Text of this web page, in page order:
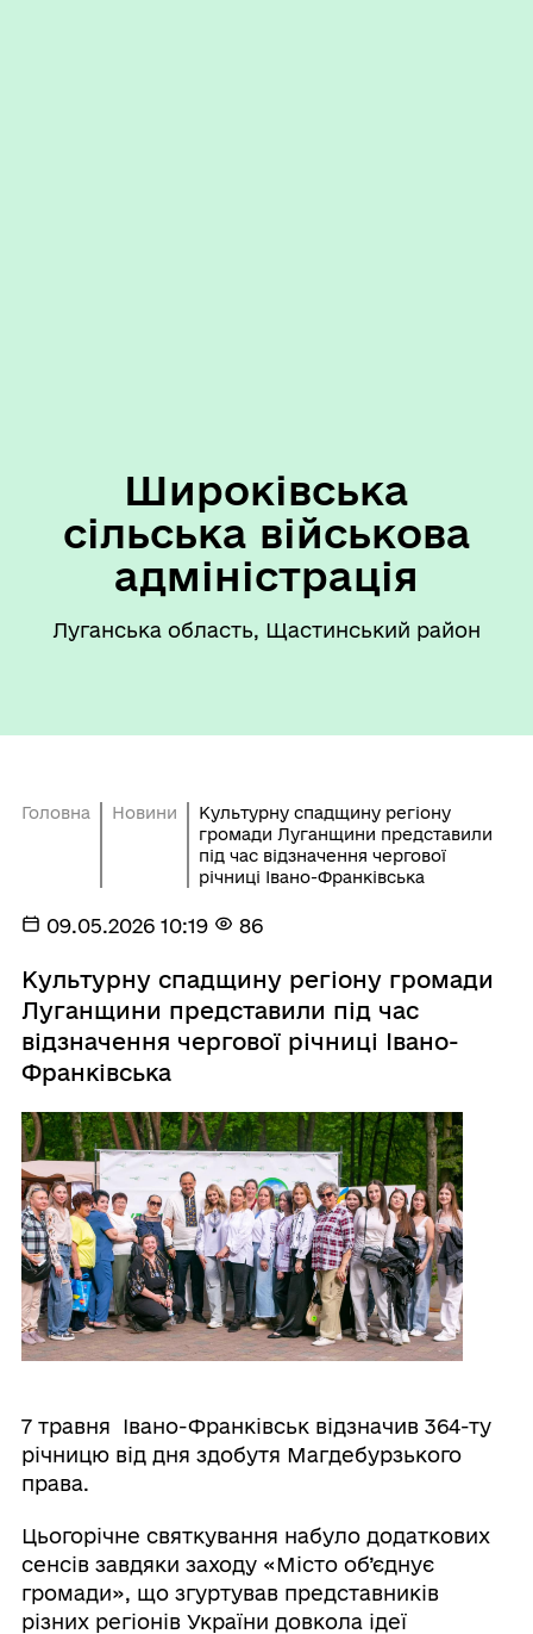
Широківська
сільська військова
адміністрація
Луганська область, Щастинський район
Головна Новини
Культурну спадщину регіону
громади Луганщини представили
під час відзначення чергової
річниці Івано-Франківська
09.05.2026 10:19 86
Культурну спадщину регіону громади
Луганщини представили під час
відзначення чергової річниці Івано-
Франківська
7 травня Івано-Франківськ відзначив 364-ту
річницю від дня здобутя Магдебурзького
права.
Цьогорічне святкування набуло додаткових
сенсів завдяки заходу «Місто об’єднує
громади», що згуртував представників
різних регіонів України довкола ідеї